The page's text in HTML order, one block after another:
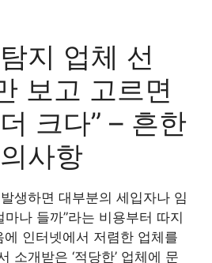
지 업체 선
보고 고르면
크다” – 흔한
사항
생하면 대부분의 세입자나 임
나 들까”라는 비용부터 따지
인터넷에서 저렴한 업체를
소개받은 ‘적당한’ 업체에 문